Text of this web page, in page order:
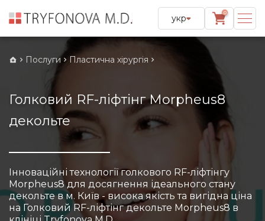
укр
0
Послуги Пластична хірургія
Голковий RF-ліфтінг Morpheus8
декольте
Інноваційні технології голкового RF-ліфтінгу
Morpheus8 для досягнення ідеального стану
декольте в м. Київ - висока якість та вигідна ціна
на Голковий RF-ліфтінг декольте Morpheus8 в